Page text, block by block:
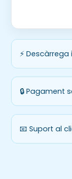
⚡
🔒 Pagament
📧 Suport al